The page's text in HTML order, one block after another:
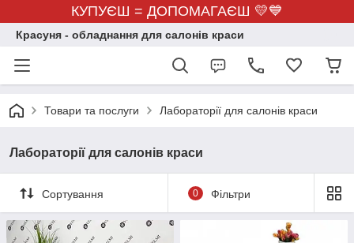
КУПУЄШ = ДОПОМАГАЄШ 💛💙
Красуня - обладнання для салонів краси
Товари та послуги Лабораторії для салонів краси
Лабораторії для салонів краси
Сортування 0 Фільтри